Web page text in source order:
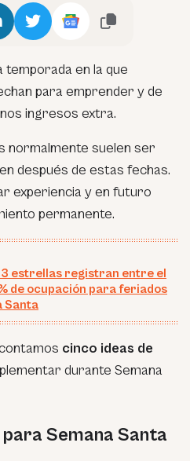
temporada en la que
para emprender y de
ingresos extra.
normalmente suelen ser
después de estas fechas.
experiencia y en futuro
permanente.
3 estrellas registran entre el
de ocupación para feriados
Santa
cinco ideas de
durante Semana
Semana Santa